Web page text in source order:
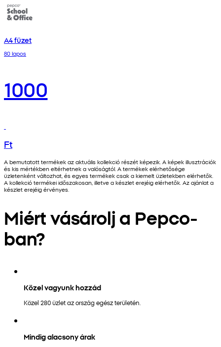
A4 füzet
80 lapos
1000
Ft
A bemutatott termékek az aktuális kollekció részét képezik. A képek illusztrációk
és kis mértékben eltérhetnek a valóságtól. A termékek elérhetősége
üzletenként változhat, és egyes termékek csak a kiemelt üzletekben elérhetők.
A kollekció termékei időszakosan, illetve a készlet erejéig elérhetők. Az ajánlat a
készlet erejéig érvényes.
Miért vásárolj a Pepco-
ban?
Közel vagyunk hozzád
Közel 280 üzlet az ország egész területén.
Mindig alacsony árak